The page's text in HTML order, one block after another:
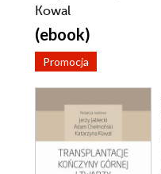
Kowal
(ebook)
Promocja